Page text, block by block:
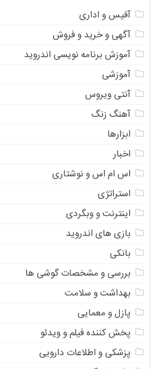
آفیس و اداری
آگهی و خرید و فروش
آموزش برنامه نویسی اندروید
آموزشی
آنتی ویروس
آهنگ زنگ
ابزارها
اخبار
اس ام اس و نوشتاری
استراتژی
اینترنت و وبگردی
بازی های اندروید
بانکی
بررسی و مشخصات گوشی ها
بهداشت و سلامت
پازل و معمایی
پخش کننده فیلم و ویدئو
پزشکی و اطلاعات دارویی